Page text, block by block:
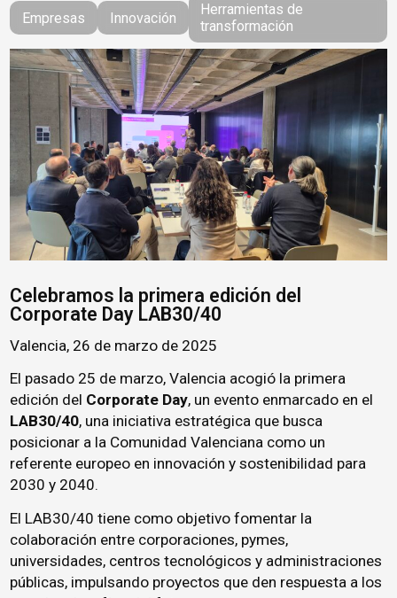
Empresas Innovación
Herramientas de
transformación
Celebramos la primera edición del
Corporate Day LAB30/40
Valencia, 26 de marzo de 2025
El pasado 25 de marzo, Valencia acogió la primera
edición del Corporate Day, un evento enmarcado en el
LAB30/40, una iniciativa estratégica que busca
posicionar a la Comunidad Valenciana como un
referente europeo en innovación y sostenibilidad para
2030 y 2040.
El LAB30/40 tiene como objetivo fomentar la
colaboración entre corporaciones, pymes,
universidades, centros tecnológicos y administraciones
públicas, impulsando proyectos que den respuesta a los